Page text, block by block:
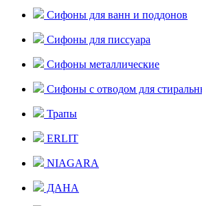
Сифоны для ванн и поддонов
Сифоны для писсуара
Сифоны металлические
Сифоны с отводом для
Трапы
ERLIT
NIAGARA
ДАНА